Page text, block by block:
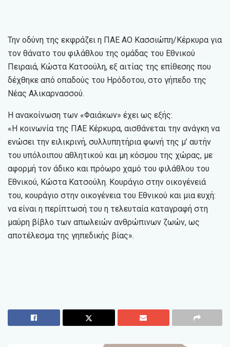
Την οδύνη της εκφράζει η ΠΑΕ ΑΟ Κασσιώπη/Κέρκυρα για
τον θάνατο του φιλάθλου της ομάδας του Εθνικού
Πειραιά, Κώστα Κατσούλη, εξ αιτίας της επίθεσης που
δέχθηκε από οπαδούς του Ηρόδοτου, στο γήπεδο της
Νέας Αλικαρνασσού.
Η ανακοίνωση των «Φαιάκων» έχει ως εξής:
«Η κοινωνία της ΠΑΕ Κέρκυρα, αισθάνεται την ανάγκη να
ενώσει την ειλικρινή, συλλυπητήρια φωνή της μ’ αυτήν
του υπόλοιπου αθλητικού και μη κόσμου της χώρας, με
αφορμή τον άδικο και πρόωρο χαμό του φιλάθλου του
Εθνικού, Κώστα Κατσούλη. Κουράγιο στην οικογένειά
του, κουράγιο στην οικογένεια του Εθνικού και μια ευχή:
να είναι η περίπτωσή του η τελευταία καταγραφή στη
μαύρη βίβλο των απωλειών ανθρώπινων ζωών, ως
αποτέλεσμα της γηπεδικής βίας».